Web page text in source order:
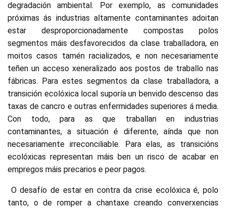
degradación ambiental. Por exemplo, as comunidades
próximas ás industrias altamente contaminantes adoitan
estar desproporcionadamente compostas polos
segmentos máis desfavorecidos da clase traballadora, en
moitos casos tamén racializados, e non necesariamente
teñen un acceso xeneralizado aos postos de traballo nas
fábricas. Para estes segmentos da clase traballadora, a
transición ecolóxica local suporía un benvido descenso das
taxas de cancro e outras enfermidades superiores á media.
Con todo, para as que traballan en industrias
contaminantes, a situación é diferente, aínda que non
necesariamente irreconciliable. Para elas, as transicións
ecolóxicas representan máis ben un risco de acabar en
empregos máis precarios e peor pagos.
O desafío de estar en contra da crise ecolóxica é, polo
tanto, o de romper a chantaxe creando converxencias